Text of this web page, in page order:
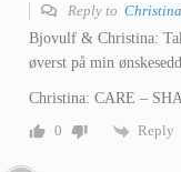
Reply to Christina
Bjovulf & Christina:
øverst på min
Christina: CARE –
0
Reply